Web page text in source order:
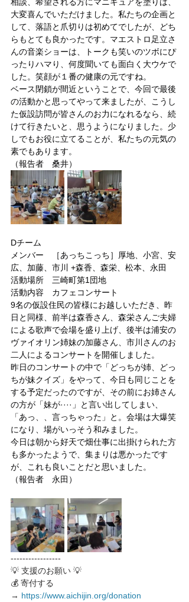
大変喜んでいただけました。私たちの企画と
して、落語と爪切りは初めてでしたが、どち
らもとても良かったです。マエストロ足立さ
んの音楽ショーは、トークも笑いのツボにぴ
ったりハマり、何度聞いても面白く大ウケで
した。笑顔が１番の健康の元ですね。
ベース閉鎖が間近ということで、今回で最後
の活動かと思ってやって来ましたが、こうし
た仮設訪問が皆さんのお力になれるなら、続
けて行きたいと、思うようになりました。少
しでもお役に立てることが、私たちの元気の
素でもあります。
（報告者　桑井）
Dチーム
メンバー　［あっちこっち］厚地、小宮、安
広、加藤、市川 +森香、森栄、松本、永田
活動場所　三崎町第1団地
活動内容　カフェコンサート
9名の仮設住民の皆様にお越しいただき、昨
日と同様、前半は森香さん、森栄さんご夫婦
による歌声で会場を盛り上げ、後半は浦安の
ヴァイオリン姉妹の加藤さん、市川さんのお
二人によるコンサートを開催しました。
昨日のコンサートの中で「どっちが姉、どっ
ちが妹クイズ」をやって、今日も同じことを
する予定だったのですが、その前にお姉さん
の方が「妹が····」と言い出してしまい、
「あっ、、言っちゃった」と。会場は大爆笑
になり、場がいっそう和みました。
今日は朝から好天で畑仕事に出掛けられた方
も多かったようで、集まりは悪かったです
が、これも良いことだと思いました。
（報告者　永田）
-----------------
💡 支援のお願い 💡
💰 寄付する
→ https://www.aichijin.org/donation